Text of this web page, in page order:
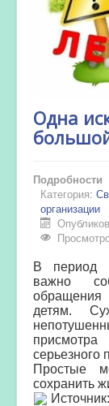
Одна
Подробности
Категория:
организации
В период
важно
детям.
серьезного
Простые
сохранить